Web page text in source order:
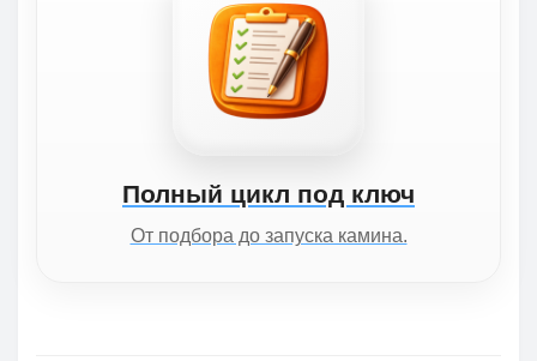
Полный цикл под ключ
От подбора до запуска камина.